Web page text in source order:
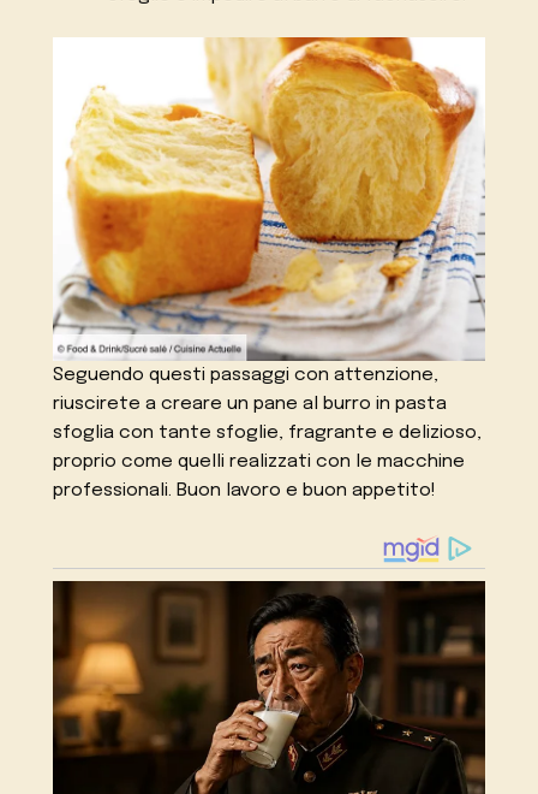
Seguendo questi passaggi con attenzione,
riuscirete a creare un pane al burro in pasta
sfoglia con tante sfoglie, fragrante e delizioso,
proprio come quelli realizzati con le macchine
professionali. Buon lavoro e buon appetito!